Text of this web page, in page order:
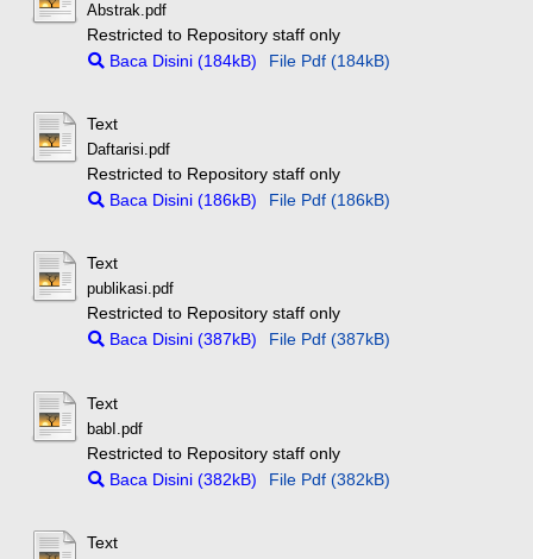
Abstrak.pdf
Restricted to Repository staff only
Baca Disini (184kB)
File Pdf (184kB)
Text
Daftarisi.pdf
Restricted to Repository staff only
Baca Disini (186kB)
File Pdf (186kB)
Text
publikasi.pdf
Restricted to Repository staff only
Baca Disini (387kB)
File Pdf (387kB)
Text
babI.pdf
Restricted to Repository staff only
Baca Disini (382kB)
File Pdf (382kB)
Text